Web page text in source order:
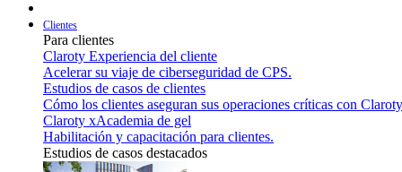
Clientes
Para clientes
Claroty Experiencia del cliente
Acelerar su viaje de ciberseguridad de CPS.
Estudios de casos de clientes
Cómo los clientes aseguran sus operaciones críticas con
Claroty xAcademia de gel
Habilitación y capacitación para clientes.
Estudios de casos destacados